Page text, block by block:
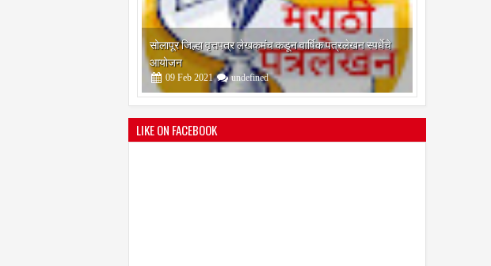
श्री मल्लिकार्जुन प्रशालेकडून उमाकांत गाढवे यांचा सत्कार
25 Mar 2021 undefined
LIKE ON FACEBOOK